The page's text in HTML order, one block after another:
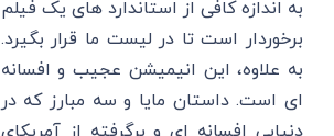
به اندازه کافی از استاندارد های یک فیلم
برخوردار است تا در لیست ما قرار بگیرد.
به علاوه، این انیمیشن عجیب و افسانه
ای است. داستان مایا و سه مبارز که در